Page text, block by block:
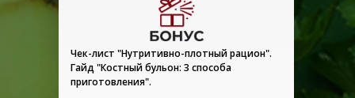
Чек-лист "Нутритивно-плотный рацион".
Гайд "Костный бульон: 3 способа
приготовления".